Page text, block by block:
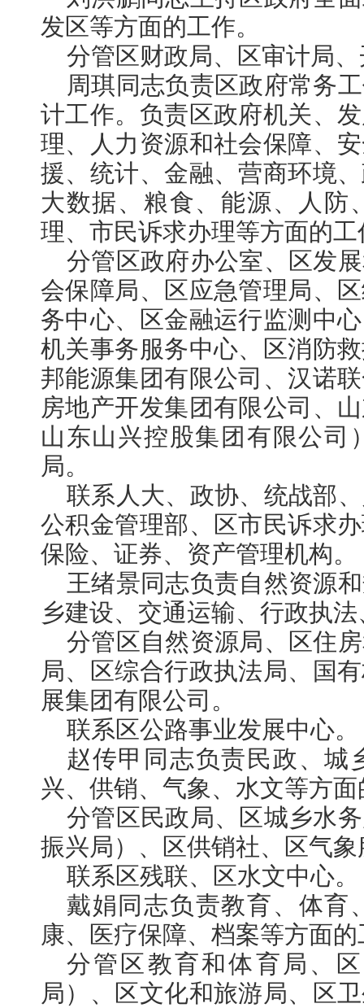
发区等方面的工作。
分管区财政局、区审计局
周琪同志负责区政府常务
计工作。负责区政府机关、
理、人力资源和社会保障、
援、统计、金融、营商环境
大数据、粮食、能源、人防
理、市民诉求办理等方面的工
分管区政府办公室、区发
会保障局、区应急管理局、
务中心、区金融运行监测中
机关事务服务中心、区消防
邦能源集团有限公司、汉诺
房地产开发集团有限公司、
山东山兴控股集团有限公司
局。
联系人大、政协、统战部
公积金管理部、区市民诉求
保险、证券、资产管理机构。
王绪景同志负责自然资源
乡建设、交通运输、行政执
分管区自然资源局、区住
局、区综合行政执法局、国
展集团有限公司。
联系区公路事业发展中心。
赵传甲同志负责民政、城
兴、供销、气象、水文等方
分管区民政局、区城乡水
振兴局）、区供销社、区气
联系区残联、区水文中心。
戴娟同志负责教育、体育
康、医疗保障、档案等方面
分管区教育和体育局、
局）、区文化和旅游局、区